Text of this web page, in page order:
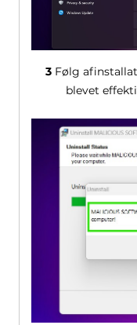
3Følg
blevet